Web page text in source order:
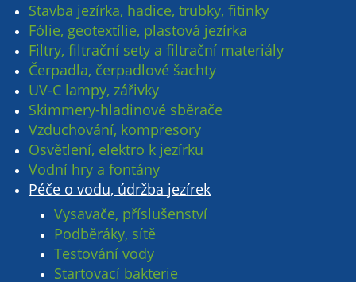
Stavba jezírka, hadice, trubky, fitinky
Fólie, geotextílie, plastová jezírka
Filtry, filtrační sety a filtrační materiály
Čerpadla, čerpadlové šachty
UV-C lampy, zářivky
Skimmery-hladinové sběrače
Vzduchování, kompresory
Osvětlení, elektro k jezírku
Vodní hry a fontány
Péče o vodu, údržba jezírek
Vysavače, příslušenství
Podběráky, sítě
Testování vody
Startovací bakterie